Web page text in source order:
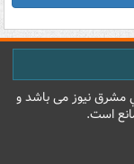
مشرق نيوز می باشد و
است.